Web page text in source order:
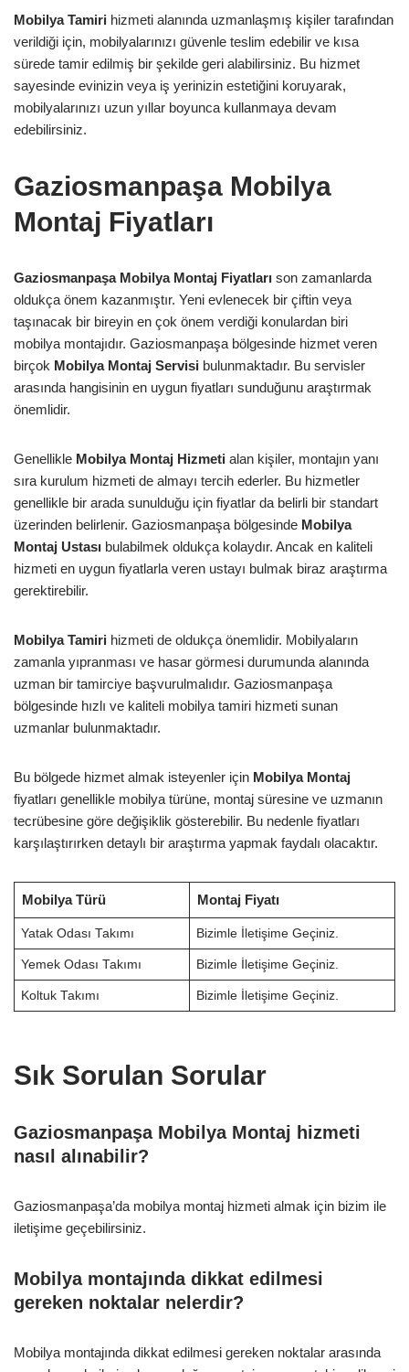
Mobilya Tamiri hizmeti alanında uzmanlaşmış kişiler tarafından
verildiği için, mobilyalarınızı güvenle teslim edebilir ve kısa
sürede tamir edilmiş bir şekilde geri alabilirsiniz. Bu hizmet
sayesinde evinizin veya iş yerinizin estetiğini koruyarak,
mobilyalarınızı uzun yıllar boyunca kullanmaya devam
edebilirsiniz.
Gaziosmanpaşa Mobilya
Montaj Fiyatları
Gaziosmanpaşa Mobilya Montaj Fiyatları son zamanlarda
oldukça önem kazanmıştır. Yeni evlenecek bir çiftin veya
taşınacak bir bireyin en çok önem verdiği konulardan biri
mobilya montajıdır. Gaziosmanpaşa bölgesinde hizmet veren
birçok Mobilya Montaj Servisi bulunmaktadır. Bu servisler
arasında hangisinin en uygun fiyatları sunduğunu araştırmak
önemlidir.
Genellikle Mobilya Montaj Hizmeti alan kişiler, montajın yanı
sıra kurulum hizmeti de almayı tercih ederler. Bu hizmetler
genellikle bir arada sunulduğu için fiyatlar da belirli bir standart
üzerinden belirlenir. Gaziosmanpaşa bölgesinde Mobilya
Montaj Ustası bulabilmek oldukça kolaydır. Ancak en kaliteli
hizmeti en uygun fiyatlarla veren ustayı bulmak biraz araştırma
gerektirebilir.
Mobilya Tamiri hizmeti de oldukça önemlidir. Mobilyaların
zamanla yıpranması ve hasar görmesi durumunda alanında
uzman bir tamirciye başvurulmalıdır. Gaziosmanpaşa
bölgesinde hızlı ve kaliteli mobilya tamiri hizmeti sunan
uzmanlar bulunmaktadır.
Bu bölgede hizmet almak isteyenler için Mobilya Montaj
fiyatları genellikle mobilya türüne, montaj süresine ve uzmanın
tecrübesine göre değişiklik gösterebilir. Bu nedenle fiyatları
karşılaştırırken detaylı bir araştırma yapmak faydalı olacaktır.
Mobilya Türü Montaj Fiyatı
Yatak Odası Takımı Bizimle İletişime Geçiniz.
Yemek Odası Takımı Bizimle İletişime Geçiniz.
Koltuk Takımı Bizimle İletişime Geçiniz.
Sık Sorulan Sorular
Gaziosmanpaşa Mobilya Montaj hizmeti
nasıl alınabilir?
Gaziosmanpaşa’da mobilya montaj hizmeti almak için bizim ile
iletişime geçebilirsiniz.
Mobilya montajında dikkat edilmesi
gereken noktalar nelerdir?
Mobilya montajında dikkat edilmesi gereken noktalar arasında